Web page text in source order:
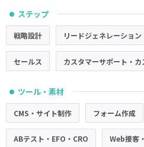
● ステップ
戦略設計 リードジェネレーション
セールス カスタマーサポート・
● ツール・素材
CMS・サイト制作 フォーム作成
ABテスト・EFO・CRO Web接客